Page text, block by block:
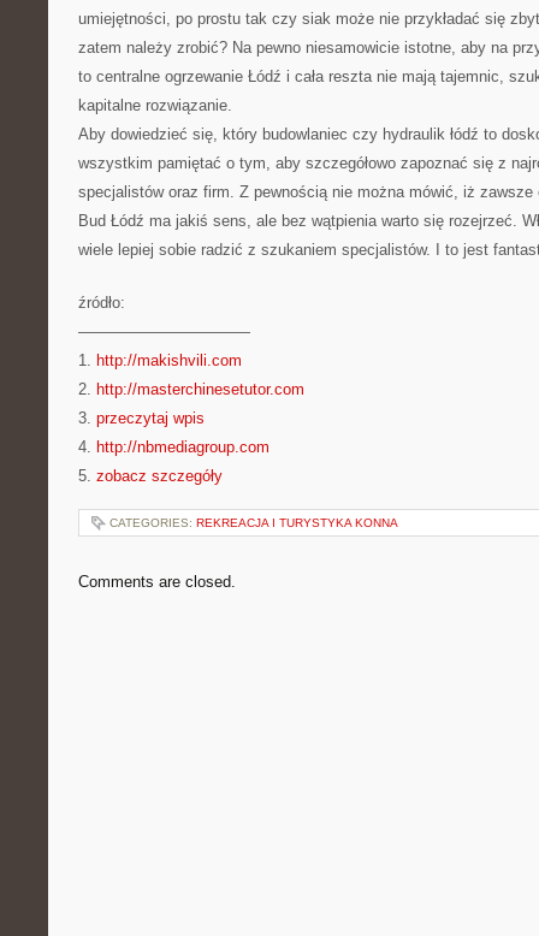
umiejętności, po prostu tak czy siak może nie przykładać się
zatem należy zrobić? Na pewno niesamowicie istotne, aby na
to centralne ogrzewanie Łódź i cała reszta nie mają tajemnic,
kapitalne rozwiązanie.
Aby dowiedzieć się, który budowlaniec czy hydraulik łódź to
wszystkim pamiętać o tym, aby szczegółowo zapoznać się z
specjalistów oraz firm. Z pewnością nie można mówić, iż zawsze
Bud Łódź ma jakiś sens, ale bez wątpienia warto się rozejrzeć.
wiele lepiej sobie radzić z szukaniem specjalistów. I to jest
źródło:
———————————
1. http://makishvili.com
2. http://masterchinesetutor.com
3. przeczytaj wpis
4. http://nbmediagroup.com
5. zobacz szczegóły
CATEGORIES: REKREACJA I TURYSTYKA KONNA
Comments are closed.